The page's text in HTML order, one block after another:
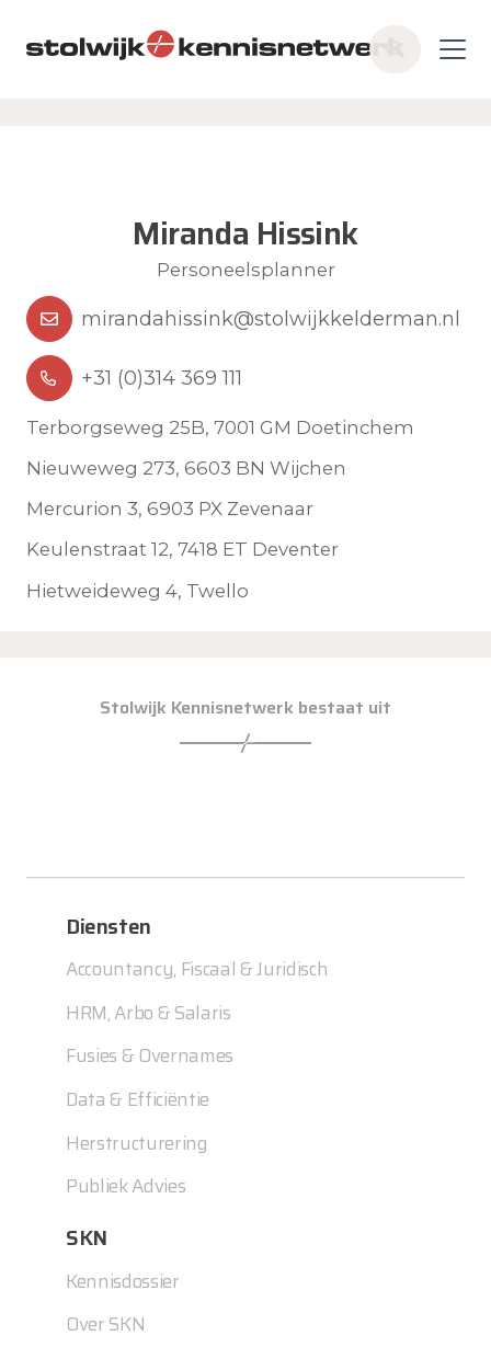
Miranda Hissink
Personeelsplanner
mirandahissink@stolwijkkelderman.nl
+31 (0)314 369 111
Terborgseweg 25B, 7001 GM Doetinchem
Nieuweweg 273, 6603 BN Wijchen
Mercurion 3, 6903 PX Zevenaar
Keulenstraat 12, 7418 ET Deventer
Hietweideweg 4, Twello
Stolwijk Kennisnetwerk bestaat uit
Diensten
Accountancy, Fiscaal & Juridisch
HRM, Arbo & Salaris
Fusies & Overnames
Data & Efficiëntie
Herstructurering
Publiek Advies
SKN
Kennisdossier
Over SKN